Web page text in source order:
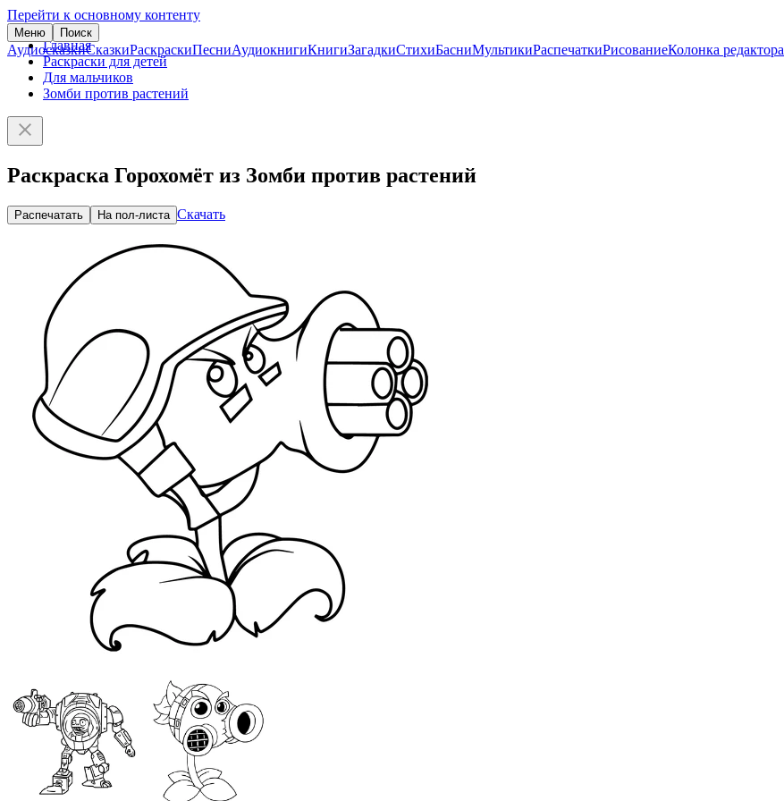
Перейти к основному контенту
Меню Поиск
АудиосказкиСказкиРаскраскиПесниАудиокнигиКнигиЗагадкиСтихиБасниМультикиРаспечаткиРисованиеКолонка редактора
Главная
Раскраски для детей
Для мальчиков
Зомби против растений
Раскраска Горохомёт из Зомби против растений
Распечатать На пол-листа Скачать